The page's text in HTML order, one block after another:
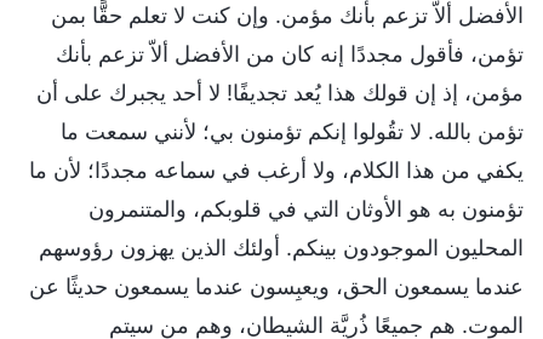
الأفضل ألاّ تزعم بأنك مؤمن. وإن كنت لا تعلم حقًّا بمن
تؤمن، فأقول مجددًا إنه كان من الأفضل ألاّ تزعم بأنك
مؤمن، إذ إن قولك هذا يُعد تجديفًا! لا أحد يجبرك على أن
تؤمن بالله. لا تقُولوا إنكم تؤمنون بي؛ لأنني سمعت ما
يكفي من هذا الكلام، ولا أرغب في سماعه مجددًا؛ لأن ما
تؤمنون به هو الأوثان التي في قلوبكم، والمتنمرون
المحليون الموجودون بينكم. أولئك الذين يهزون رؤوسهم
عندما يسمعون الحق، ويعبِسون عندما يسمعون حديثًا عن
الموت. هم جميعًا ذُريَّة الشيطان، وهم من سيتم